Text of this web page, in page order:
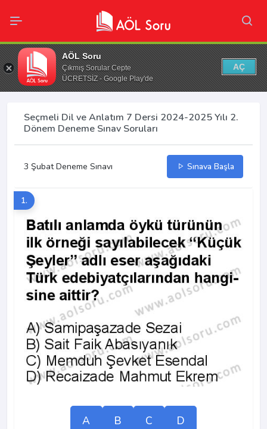
AÖL Soru
Çıkmış Sorular Cepte
ÜCRETSİZ - Google Play'de
AÇ
Seçmeli Dil ve Anlatım 7 Dersi 2024-2025 Yılı 2.
Dönem Deneme Sınav Soruları
3 Şubat Deneme Sınavı Sınava Başla
1.
A B C D